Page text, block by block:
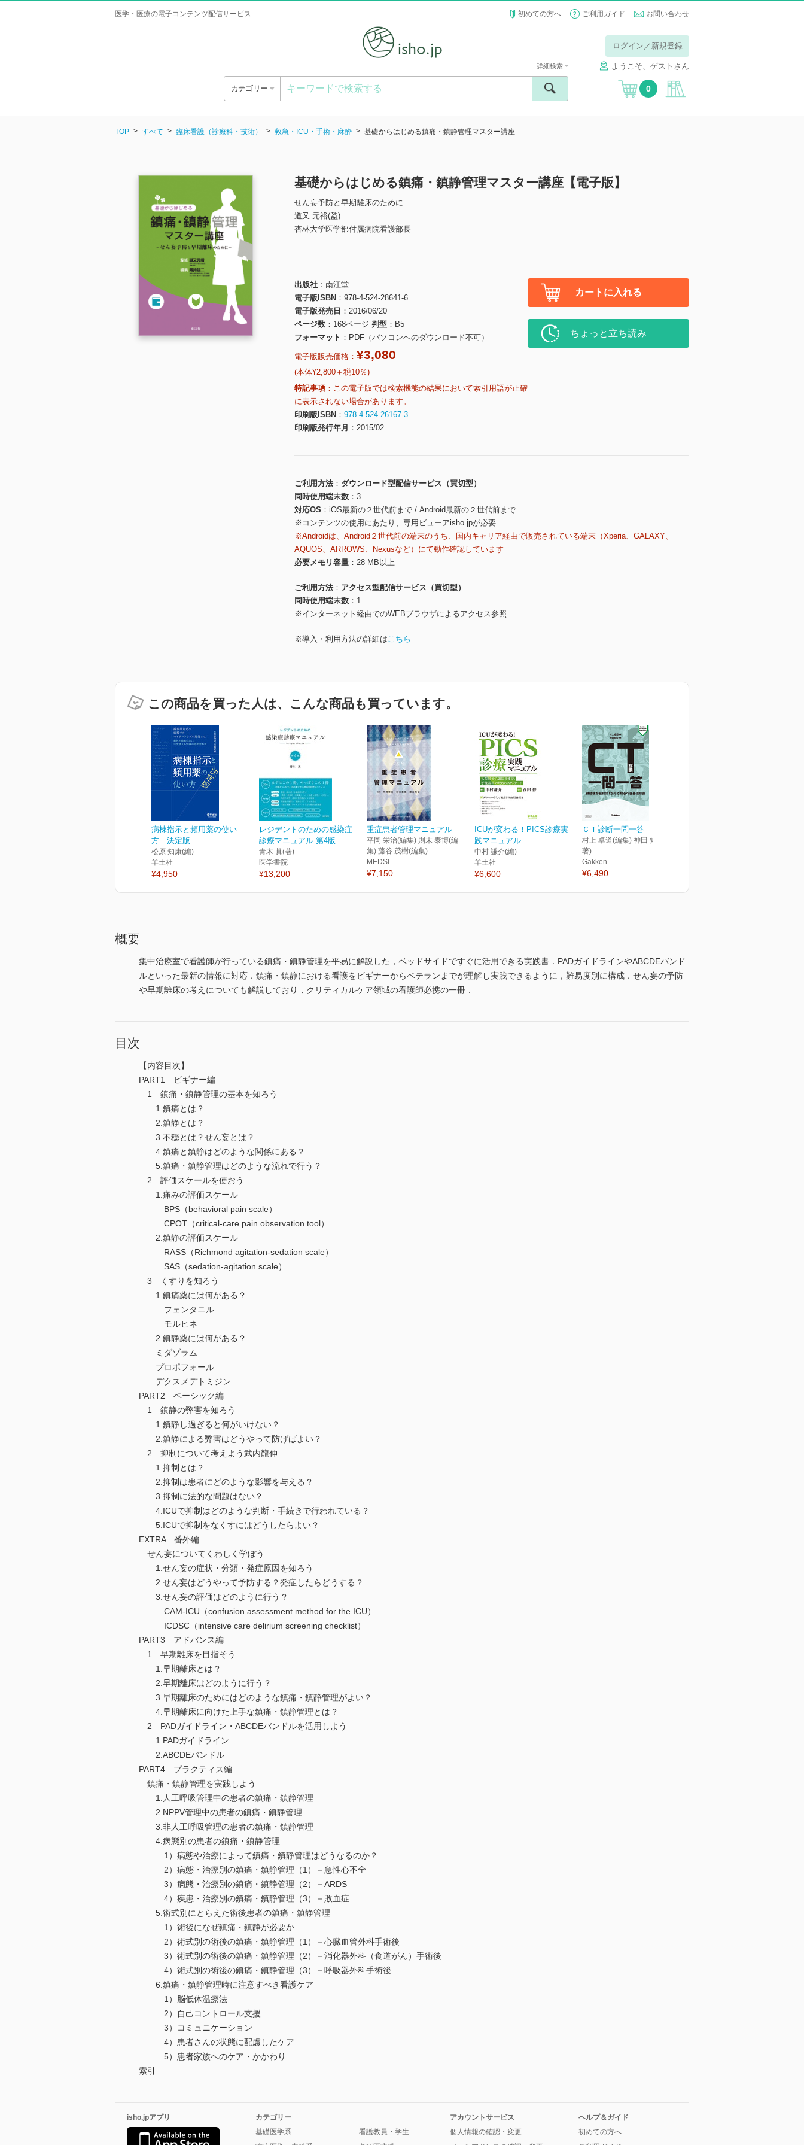
医学・医療の電子コンテンツ配信サービス 初めての方へ ご利用ガイド お問い合わせ
ログイン／新規登録
ようこそ、ゲストさん
カテゴリー
詳細検索
0
TOP すべて 臨床看護（診療科・技術） 救急・ICU・手術・麻酔 基礎からはじめる鎮痛・鎮静管理マスター講座
基礎からはじめる鎮痛・鎮静管理マスター講座【電子版】
せん妄予防と早期離床のために
道又 元裕(監)
杏林大学医学部付属病院看護部長
出版社
南江堂
電子版ISBN
978-4-524-28641-6
電子版発売日
2016/06/20
ページ数
168ページ 判型
B5
フォーマット
PDF（パソコンへのダウンロード不可）
電子版販売価格： ¥3,080
(本体¥2,800＋税10％)
特記事項
この電子版では検索機能の結果において索引用語が正確
に表示されない場合があります。
印刷版ISBN
978-4-524-26167-3
印刷版発行年月
2015/02
カートに入れる
ちょっと立ち読み
ご利用方法
ダウンロード型配信サービス（買切型）
同時使用端末数
3
対応OS
iOS最新の２世代前まで / Android最新の２世代前まで
※コンテンツの使用にあたり、専用ビューアisho.jpが必要
※Androidは、Android２世代前の端末のうち、国内キャリア経由で販売されている端末（Xperia、GALAXY、
AQUOS、ARROWS、Nexusなど）にて動作確認しています
必要メモリ容量
28 MB以上
ご利用方法
アクセス型配信サービス（買切型）
同時使用端末数
1
※インターネット経由でのWEBブラウザによるアクセス参照
※導入・利用方法の詳細はこちら
この商品を買った人は、こんな商品も買っています。
病棟指示と頻用薬の使い
方 決定版
松原 知康(編)
羊土社
¥4,950
レジデントのための感染症
診療マニュアル 第4版
青木 眞(著)
医学書院
¥13,200
重症患者管理マニュアル
平岡 栄治(編集) 則末 泰博(編
集) 藤谷 茂樹(編集)
MEDSI
¥7,150
ICUが変わる！PICS診療実
践マニュアル
中村 謙介(編)
羊土社
¥6,600
ＣＴ診断一問一答
村上 卓道(編集) 神田 知紀(編
著)
Gakken
¥6,490
概要
集中治療室で看護師が行っている鎮痛・鎮静管理を平易に解説した，ベッドサイドですぐに活用できる実践書．PADガイドラインやABCDEバンド
ルといった最新の情報に対応．鎮痛・鎮静における看護をビギナーからベテランまでが理解し実践できるように，難易度別に構成．せん妄の予防
や早期離床の考えについても解説しており，クリティカルケア領域の看護師必携の一冊．
目次
【内容目次】
PART1 ビギナー編
1 鎮痛・鎮静管理の基本を知ろう
1.鎮痛とは？
2.鎮静とは？
3.不穏とは？せん妄とは？
4.鎮痛と鎮静はどのような関係にある？
5.鎮痛・鎮静管理はどのような流れで行う？
2 評価スケールを使おう
1.痛みの評価スケール
BPS（behavioral pain scale）
CPOT（critical-care pain observation tool）
2.鎮静の評価スケール
RASS（Richmond agitation-sedation scale）
SAS（sedation-agitation scale）
3 くすりを知ろう
1.鎮痛薬には何がある？
フェンタニル
モルヒネ
2.鎮静薬には何がある？
ミダゾラム
プロポフォール
デクスメデトミジン
PART2 ベーシック編
1 鎮静の弊害を知ろう
1.鎮静し過ぎると何がいけない？
2.鎮静による弊害はどうやって防げばよい？
2 抑制について考えよう武内龍伸
1.抑制とは？
2.抑制は患者にどのような影響を与える？
3.抑制に法的な問題はない？
4.ICUで抑制はどのような判断・手続きで行われている？
5.ICUで抑制をなくすにはどうしたらよい？
EXTRA 番外編
せん妄についてくわしく学ぼう
1.せん妄の症状・分類・発症原因を知ろう
2.せん妄はどうやって予防する？発症したらどうする？
3.せん妄の評価はどのように行う？
CAM-ICU（confusion assessment method for the ICU）
ICDSC（intensive care delirium screening checklist）
PART3 アドバンス編
1 早期離床を目指そう
1.早期離床とは？
2.早期離床はどのように行う？
3.早期離床のためにはどのような鎮痛・鎮静管理がよい？
4.早期離床に向けた上手な鎮痛・鎮静管理とは？
2 PADガイドライン・ABCDEバンドルを活用しよう
1.PADガイドライン
2.ABCDEバンドル
PART4 プラクティス編
鎮痛・鎮静管理を実践しよう
1.人工呼吸管理中の患者の鎮痛・鎮静管理
2.NPPV管理中の患者の鎮痛・鎮静管理
3.非人工呼吸管理の患者の鎮痛・鎮静管理
4.病態別の患者の鎮痛・鎮静管理
1）病態や治療によって鎮痛・鎮静管理はどうなるのか？
2）病態・治療別の鎮痛・鎮静管理（1）－急性心不全
3）病態・治療別の鎮痛・鎮静管理（2）－ARDS
4）疾患・治療別の鎮痛・鎮静管理（3）－敗血症
5.術式別にとらえた術後患者の鎮痛・鎮静管理
1）術後になぜ鎮痛・鎮静が必要か
2）術式別の術後の鎮痛・鎮静管理（1）－心臓血管外科手術後
3）術式別の術後の鎮痛・鎮静管理（2）－消化器外科（食道がん）手術後
4）術式別の術後の鎮痛・鎮静管理（3）－呼吸器外科手術後
6.鎮痛・鎮静管理時に注意すべき看護ケア
1）脳低体温療法
2）自己コントロール支援
3）コミュニケーション
4）患者さんの状態に配慮したケア
5）患者家族へのケア・かかわり
索引
isho.jpアプリ
カテゴリー
基礎医学系
看護教員・学生
アカウントサービス
個人情報の確認・変更
ヘルプ＆ガイド
初めての方へ